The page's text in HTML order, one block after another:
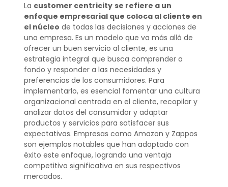
La customer centricity se refiere a un
enfoque empresarial que coloca al cliente en
el núcleo de todas las decisiones y acciones de
una empresa. Es un modelo que va más allá de
ofrecer un buen servicio al cliente, es una
estrategia integral que busca comprender a
fondo y responder a las necesidades y
preferencias de los consumidores. Para
implementarlo, es esencial fomentar una cultura
organizacional centrada en el cliente, recopilar y
analizar datos del consumidor y adaptar
productos y servicios para satisfacer sus
expectativas. Empresas como Amazon y Zappos
son ejemplos notables que han adoptado con
éxito este enfoque, logrando una ventaja
competitiva significativa en sus respectivos
mercados.